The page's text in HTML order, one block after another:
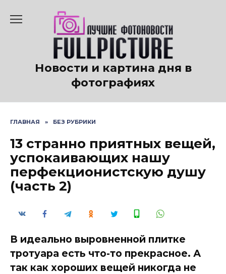
содержанию
Новости и картина дня в
фотографиях
ГЛАВНАЯ » БЕЗ РУБРИКИ
13 странно приятных вещей,
успокаивающих нашу
перфекционистскую душу
(часть 2)
В идеально выровненной плитке
тротуара есть что-то прекрасное. А
так как хороших вещей никогда не